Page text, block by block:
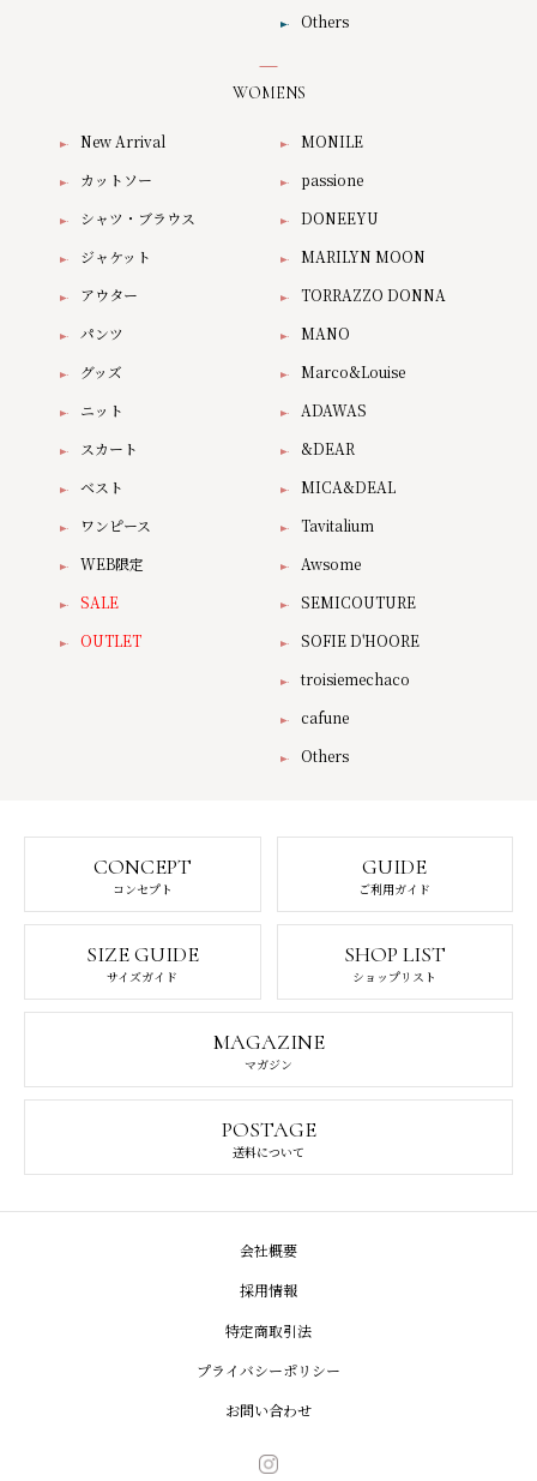
Others
WOMENS
New Arrival
カットソー
シャツ・ブラウス
ジャケット
アウター
パンツ
グッズ
ニット
スカート
ベスト
ワンピース
WEB限定
SALE
OUTLET
MONILE
passione
DONEEYU
MARILYN MOON
TORRAZZO DONNA
MANO
Marco&Louise
ADAWAS
&DEAR
MICA&DEAL
Tavitalium
Awsome
SEMICOUTURE
SOFIE D'HOORE
troisiemechaco
cafune
Others
CONCEPT
コンセプト
GUIDE
ご利用ガイド
SIZE GUIDE
サイズガイド
SHOP LIST
ショップリスト
MAGAZINE
マガジン
POSTAGE
送料について
会社概要
採用情報
特定商取引法
プライバシーポリシー
お問い合わせ